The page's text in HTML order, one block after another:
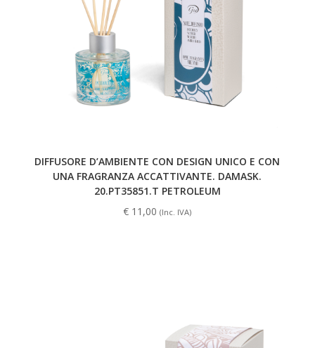
DIFFUSORE D’AMBIENTE CON DESIGN UNICO E CON
UNA FRAGRANZA ACCATTIVANTE. DAMASK.
20.PT35851.T PETROLEUM
€ 11,00 (Inc. IVA)